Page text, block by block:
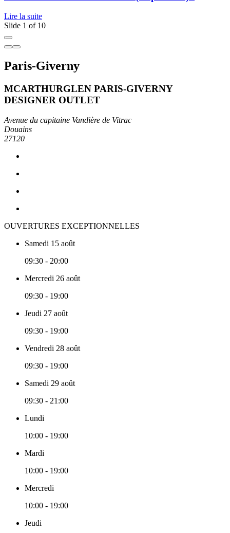
Lire la suite
Slide 1 of 10
Paris-Giverny
MCARTHURGLEN PARIS-GIVERNY
DESIGNER OUTLET
Avenue du capitaine Vandière de Vitrac
Douains
27120
OUVERTURES EXCEPTIONNELLES
Samedi 15 août
09:30 - 20:00
Mercredi 26 août
09:30 - 19:00
Jeudi 27 août
09:30 - 19:00
Vendredi 28 août
09:30 - 19:00
Samedi 29 août
09:30 - 21:00
Lundi
10:00 - 19:00
Mardi
10:00 - 19:00
Mercredi
10:00 - 19:00
Jeudi